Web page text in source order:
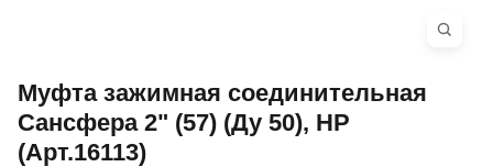
Муфта зажимная соединительная
Сансфера 2" (57) (Ду 50), НР
(Арт.16113)